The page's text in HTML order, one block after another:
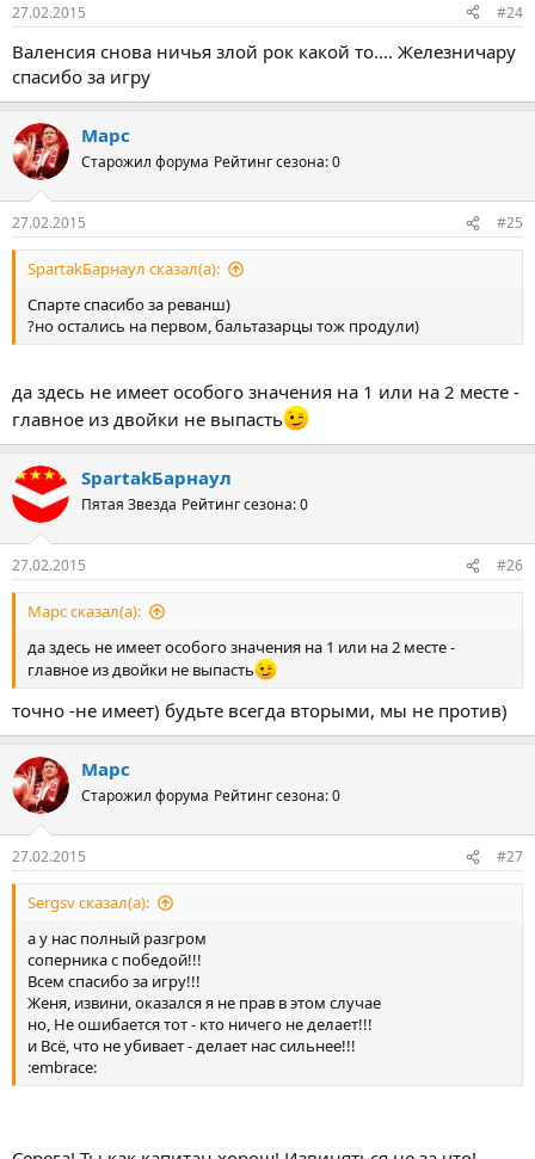
27.02.2015 #24
Валенсия снова ничья злой рок какой то.... Железничару
спасибо за игру
Марс
Старожил форума Рейтинг сезона: 0
27.02.2015 #25
SpartakБарнаул сказал(а):
Спарте спасибо за реванш)
?но остались на первом, бальтазарцы тож продули)
да здесь не имеет особого значения на 1 или на 2 месте -
главное из двойки не выпасть
SpartakБарнаул
Пятая Звезда Рейтинг сезона: 0
27.02.2015 #26
Марс сказал(а):
да здесь не имеет особого значения на 1 или на 2 месте -
главное из двойки не выпасть
точно -не имеет) будьте всегда вторыми, мы не против)
Марс
Старожил форума Рейтинг сезона: 0
27.02.2015 #27
Sergsv сказал(а):
а у нас полный разгром
соперника с победой!!!
Всем спасибо за игру!!!
Женя, извини, оказался я не прав в этом случае
но, Не ошибается тот - кто ничего не делает!!!
и Всё, что не убивает - делает нас сильнее!!!
:embrace: